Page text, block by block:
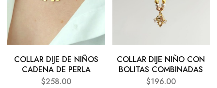
COLLAR DIJE DE NIÑOS
CADENA DE PERLA
$258.00
COLLAR DIJE NIÑO CON
BOLITAS COMBINADAS
$196.00